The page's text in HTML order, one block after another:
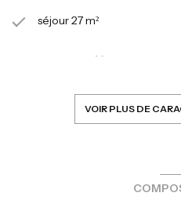
séjour 27 m²
2 chambre(s)
VOIR PLUS DE